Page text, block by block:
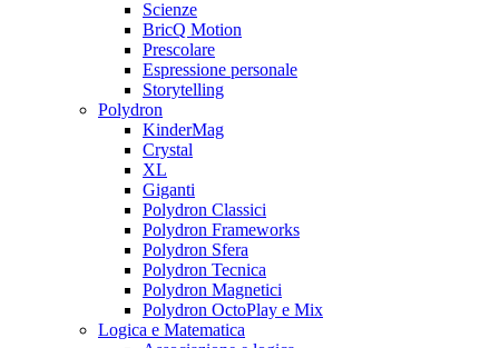
Scienze
BricQ Motion
Prescolare
Espressione personale
Storytelling
Polydron
KinderMag
Crystal
XL
Giganti
Polydron Classici
Polydron Frameworks
Polydron Sfera
Polydron Tecnica
Polydron Magnetici
Polydron OctoPlay e Mix
Logica e Matematica